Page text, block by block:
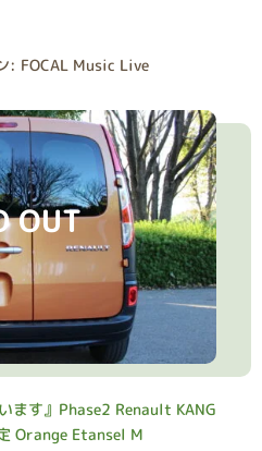
: FOCAL Music Live
OUT
ます』Phase2 Renault KANG
Orange Etansel M